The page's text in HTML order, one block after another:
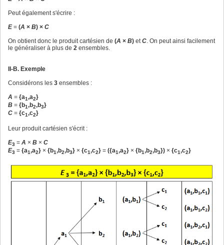
Peut également s'écrire :
E= (A × B) × C
On obtient donc le produit cartésien de (A × B) et C . On peut ainsi facilement
le généraliser à plus de 2 ensembles.
II-B. Exemple
Considérons les 3 ensembles :
A = {a1,a2}
B = {b1,b2,b3}
C = {c1,c2}
Leur produit cartésien s'écrit :
E3 = A × B × C
E3 = {a1,a2} × {b1,b2,b3} × {c1,c2} = ({a1,a2} × {b1,b2,b3}) × {c1,c2}